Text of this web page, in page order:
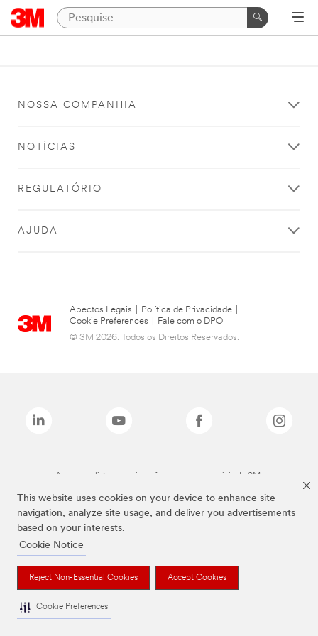
This website uses cookies on your device to enhance site
navigation, analyze site usage, and deliver you advertisements
based on your interests.
Cookie Notice
Reject Non-Essential Cookies Accept Cookies
Cookie Preferences
NOSSA COMPANHIA
NOTÍCIAS
REGULATÓRIO
AJUDA
Apectos Legais Política de Privacidade
Cookie Preferences
Fale com o DPO
© 3M 2026. Todos os Direitos Reservados.
As marcas listadas a cima são marcas comerciais da 3M.